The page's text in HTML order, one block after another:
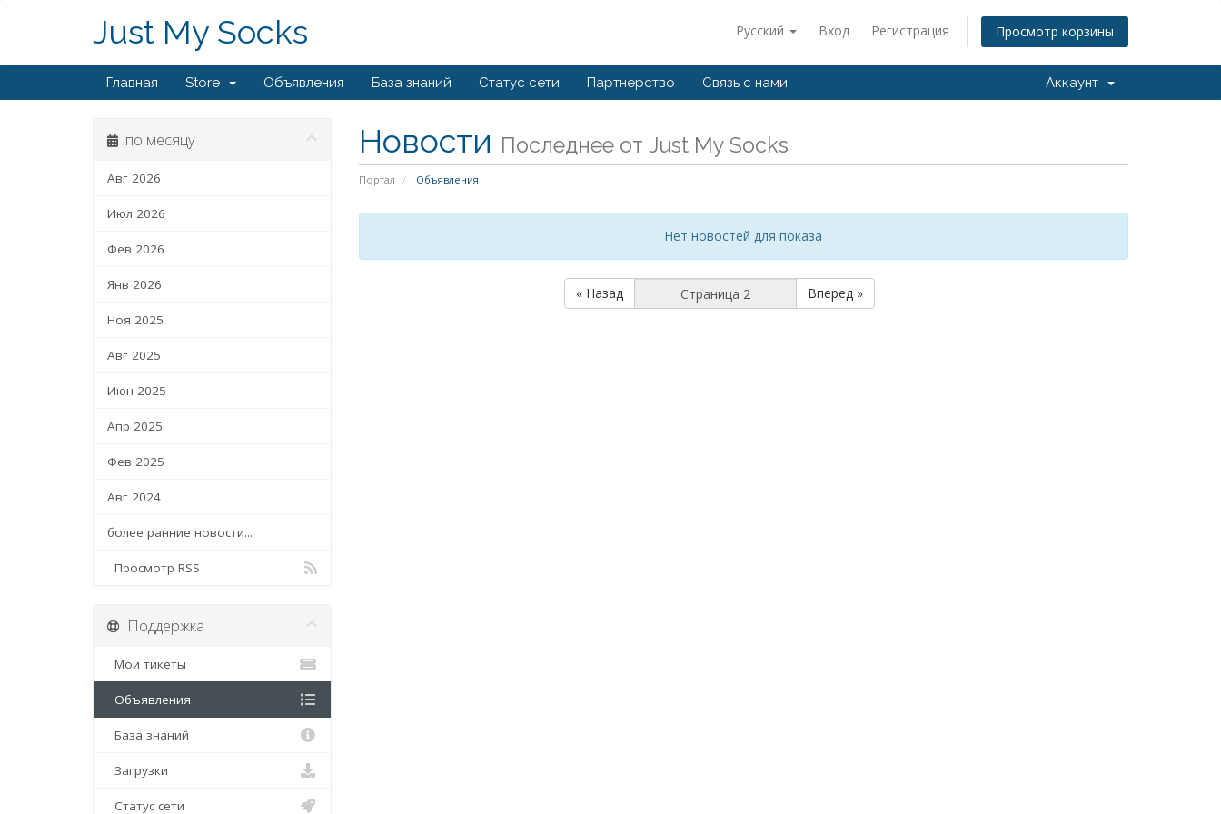
Русский Вход Регистрация Просмотр корзины
Just My Socks
Главная Store Объявления База знаний Статус сети Партнерство Связь с нами Аккаунт
Новости Последнее от Just My Socks
Портал Объявления
по месяцу
Авг 2026
Июл 2026
Фев 2026
Янв 2026
Ноя 2025
Авг 2025
Июн 2025
Апр 2025
Фев 2025
Авг 2024
более ранние новости...
Просмотр RSS
Нет новостей для показа
« Назад Вперед »
Поддержка
Мои тикеты
Объявления
База знаний
Загрузки
Статус сети